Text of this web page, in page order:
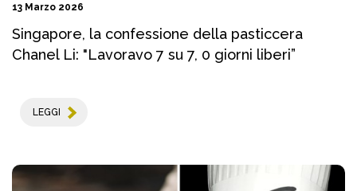
13 Marzo 2026
Singapore, la confessione della pasticcera
Chanel Li: "Lavoravo 7 su 7, 0 giorni liberi”
LEGGI